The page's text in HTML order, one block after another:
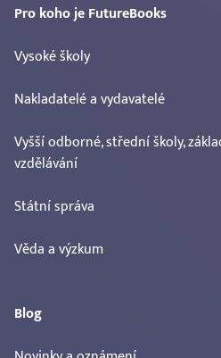
Pro koho je FutureBooks
Vysoké školy
Nakladatelé a vydavatelé
Vyšší odborné, střední školy,
vzdělávání
Státní správa
Věda a výzkum
Blog